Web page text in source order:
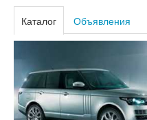
Каталог Объявления